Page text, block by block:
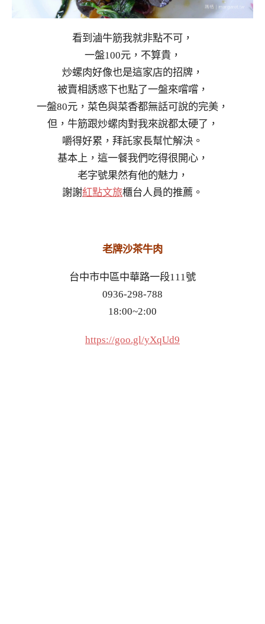
看到滷牛筋我就非點不可，
一盤100元，不算貴，
炒螺肉好像也是這家店的招牌，
被賣相誘惑下也點了一盤來嚐嚐，
一盤80元，菜色與菜香都無話可說的完美，
但，牛筋跟炒螺肉對我來說都太硬了，
嚼得好累，拜託家長幫忙解決。
基本上，這一餐我們吃得很開心，
老字號果然有他的魅力，
謝謝紅點文旅櫃台人員的推薦。
老牌沙茶牛肉
台中市中區中華路一段111號
0936-298-788
18:00~2:00
https://goo.gl/yXqUd9